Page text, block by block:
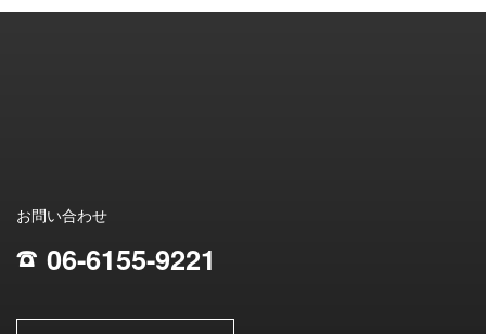
お問い合わせ
; 06-6155-9221